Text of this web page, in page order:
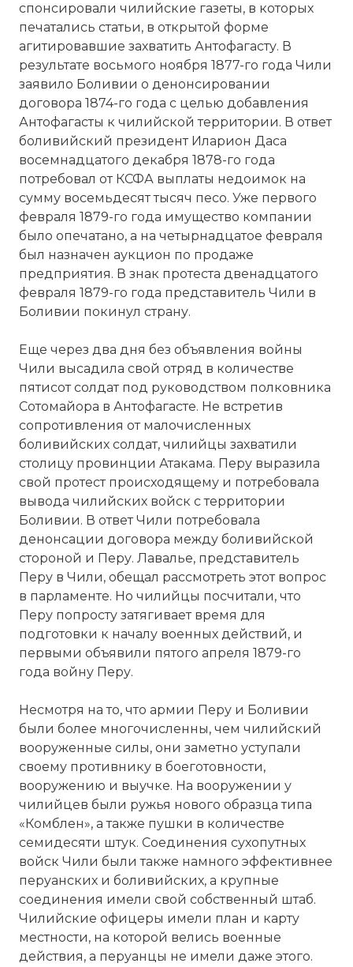
спонсировали чилийские газеты, в которых
печатались статьи, в открытой форме
агитировавшие захватить Антофагасту. В
результате восьмого ноября 1877-го года Чили
заявило Боливии о денонсировании
договора 1874-го года с целью добавления
Антофагасты к чилийской территории. В ответ
боливийский президент Иларион Даса
восемнадцатого декабря 1878-го года
потребовал от КСФА выплаты недоимок на
сумму восемьдесят тысяч песо. Уже первого
февраля 1879-го года имущество компании
было опечатано, а на четырнадцатое февраля
был назначен аукцион по продаже
предприятия. В знак протеста двенадцатого
февраля 1879-го года представитель Чили в
Боливии покинул страну.
Еще через два дня без объявления войны
Чили высадила свой отряд в количестве
пятисот солдат под руководством полковника
Сотомайора в Антофагасте. Не встретив
сопротивления от малочисленных
боливийских солдат, чилийцы захватили
столицу провинции Атакама. Перу выразила
свой протест происходящему и потребовала
вывода чилийских войск с территории
Боливии. В ответ Чили потребовала
денонсации договора между боливийской
стороной и Перу. Лавалье, представитель
Перу в Чили, обещал рассмотреть этот вопрос
в парламенте. Но чилийцы посчитали, что
Перу попросту затягивает время для
подготовки к началу военных действий, и
первыми объявили пятого апреля 1879-го
года войну Перу.
Несмотря на то, что армии Перу и Боливии
были более многочисленны, чем чилийский
вооруженные силы, они заметно уступали
своему противнику в боеготовности,
вооружению и выучке. На вооружении у
чилийцев были ружья нового образца типа
«Комблен», а также пушки в количестве
семидесяти штук. Соединения сухопутных
войск Чили были также намного эффективнее
перуанских и боливийских, а крупные
соединения имели свой собственный штаб.
Чилийские офицеры имели план и карту
местности, на которой велись военные
действия, а перуанцы не имели даже этого.
Бой при Мирафлорес, Вторая
Тихоокеанская война 1879-1883 гг.
Вернуться в статью: Вторая
тихоокеанская война